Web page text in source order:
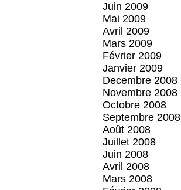
Juin 2009
Mai 2009
Avril 2009
Mars 2009
Février 2009
Janvier 2009
Decembre 2008
Novembre 2008
Octobre 2008
Septembre 2008
Août 2008
Juillet 2008
Juin 2008
Avril 2008
Mars 2008